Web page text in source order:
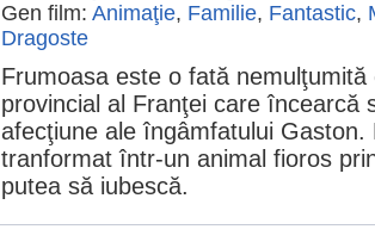
Gen film: Animaţie, Familie, Fantastic,
Dragoste
Frumoasa este o fată
provincial al Franţei care încearcă
afecţiune ale îngâmfatului Gaston.
tranformat într-un animal fioros
putea să iubescă.